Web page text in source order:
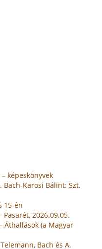
képeskönyvek
Bach-Karosi Bálint: Szt.
15-én
2026.09.05.
Áthallások (a Magyar
Bach és A.